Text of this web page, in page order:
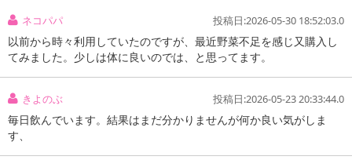
ネコパパ 投稿日:2026-05-30 18:52:03.0
以前から時々利用していたのですが、最近野菜不足を感じ又購入し
てみました。少しは体に良いのでは、と思ってます。
きよのぶ 投稿日:2026-05-23 20:33:44.0
毎日飲んでいます。結果はまだ分かりませんが何か良い気がしま
す、